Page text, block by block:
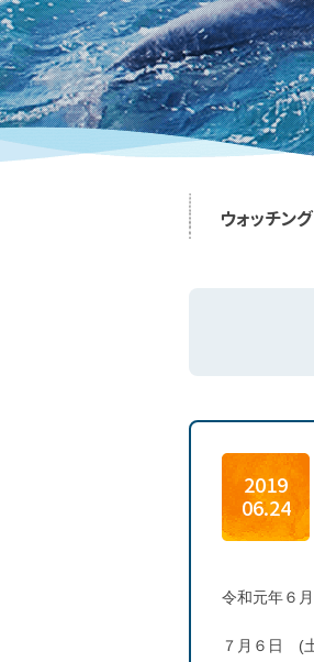
ウォッチング
2019
06.24
令和元年６
７月６日 (